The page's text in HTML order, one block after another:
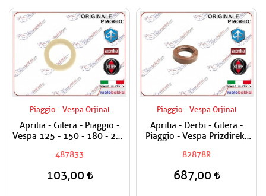
Piaggio - Vespa Orjinal
Aprilia - Gilera - Piaggio -
Vespa 125 - 150 - 180 - 200
Ağırlık Plastiği
487833
103,00
Piaggio - Vespa Orjinal
Aprilia - Derbi - Gilera -
Piaggio - Vespa Prizdirekt
82878R
687,00